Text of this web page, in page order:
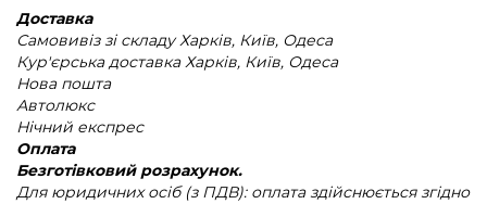
Доставка
Самовивіз зі складу Харків, Київ, Одеса
Кур'єрська доставка Харків, Київ, Одеса
Нова пошта
Автолюкс
Нічний експрес
Оплата
Безготівковий розрахунок.
Для юридичних осіб (з ПДВ): оплата здійснюється згідно